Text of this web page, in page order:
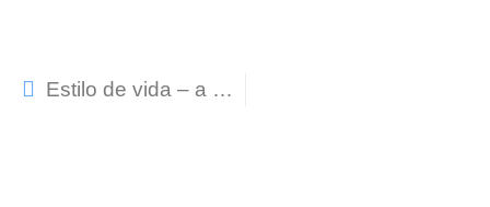
Estilo de vida – a melhor profilaxia para viver bem?